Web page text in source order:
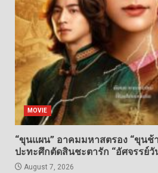
MOVIE
“ขุนแผน” อาคมมหาสตรอง “ขุนช้
ปะทะศึกตัดสินชะตารัก “อัศจรรย์วั
August 7, 2026